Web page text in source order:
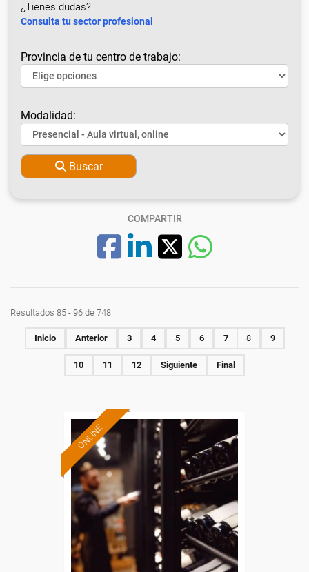
¿Tienes dudas?
Consulta tu sector profesional
Provincia de tu centro de trabajo:
Modalidad:
Buscar
COMPARTIR
Resultados 85 - 96 de 748
Inicio Anterior 3 4 5 6 7 8 9
10 11 12 Siguiente Final
ONLINE